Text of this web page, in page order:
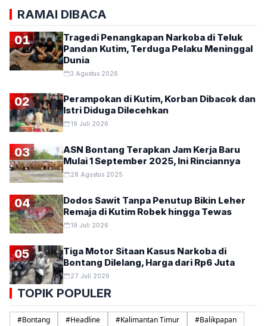
RAMAI DIBACA
01
Tragedi Penangkapan Narkoba di Teluk
Pandan Kutim, Terduga Pelaku Meninggal
Dunia
3 Agustus 2026
02
Perampokan di Kutim, Korban Dibacok dan
Istri Diduga Dilecehkan
19 Juli 2026
03
ASN Bontang Terapkan Jam Kerja Baru
Mulai 1 September 2025, Ini Rinciannya
28 Agustus 2025
04
Dodos Sawit Tanpa Penutup Bikin Leher
Remaja di Kutim Robek hingga Tewas
19 Juli 2026
05
Tiga Motor Sitaan Kasus Narkoba di
Bontang Dilelang, Harga dari Rp6 Juta
27 Juli 2026
TOPIK POPULER
#Bontang #Headline #Kalimantan Timur #Balikpapan